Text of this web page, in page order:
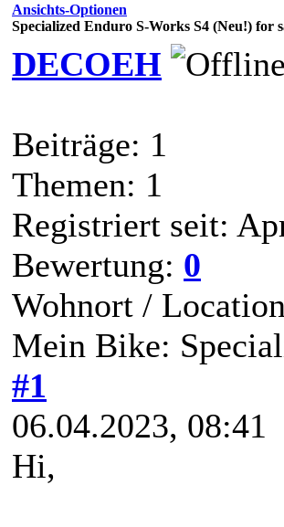
Ansichts-Optionen
Specialized Enduro S-Works S4 (Neu!) for
DECOEH
Beiträge: 1
Themen: 1
Registriert seit:
Bewertung: 0
Wohnort /
Mein Bike:
#1
06.04.2023, 08:41
Hi,